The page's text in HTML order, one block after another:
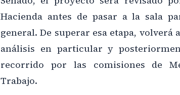
Hacienda antes de pasar a la sala
general. De superar esa etapa, volverá
análisis en particular y
recorrido por las comisiones de
Trabajo.